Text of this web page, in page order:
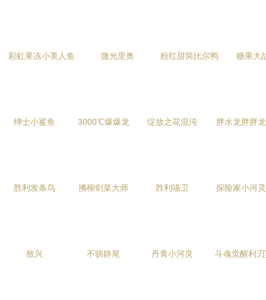
彩虹果冻小美人鱼 微光里奥 粉红甜筒比尔鸭 糖果大
绅士小鲨鱼 3000℃爆爆龙 绽放之花混沌 胖水龙胖胖龙
胜利发条鸟 拂柳剑菜大师 胜利喵卫 探险家小河灵
敖兴 不驯静尾 丹青小河灵 斗魂觉醒利